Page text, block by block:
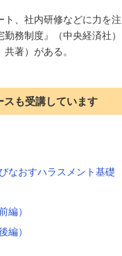
、社内研修などに力を
務制度』（中央経済社
著）がある。
スも受講しています
なおすハラスメント基礎
編）
編）